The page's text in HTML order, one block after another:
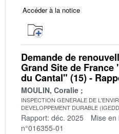
Accéder à la notice
Demande de
Grand Site de France
du Cantal" (15) -
MOULIN, Coralie
INSPECTION GENERALE DE
DEVELOPPEMENT DURABLE
Rapport: déc. 2025 Mise en
n°016355-01